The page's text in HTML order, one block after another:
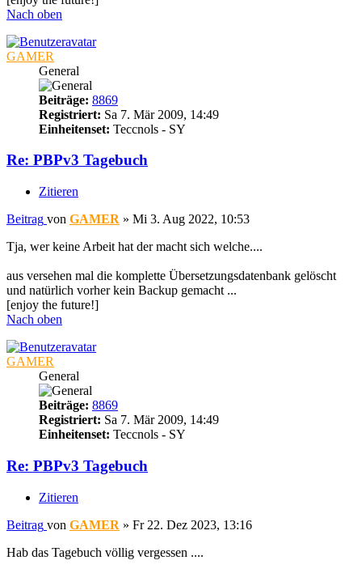
Nach oben
GAMER
General
Beiträge: 8869
Registriert: Sa 7. Mär 2009, 14:49
Einheitenset: Teccnols - SY
Re: PBPv3 Tagebuch
Zitieren
Beitrag von GAMER » Mi 3. Aug 2022, 10:53
Tja, wer keine Arbeit hat der macht sich welche....
aus versehen mal die komplette Übersetzungsdatenbank gelöscht
und natürlich vorher kein Backup gemacht ...
[enjoy the future!]
Nach oben
GAMER
General
Beiträge: 8869
Registriert: Sa 7. Mär 2009, 14:49
Einheitenset: Teccnols - SY
Re: PBPv3 Tagebuch
Zitieren
Beitrag von GAMER » Fr 22. Dez 2023, 13:16
Hab das Tagebuch völlig vergessen ....